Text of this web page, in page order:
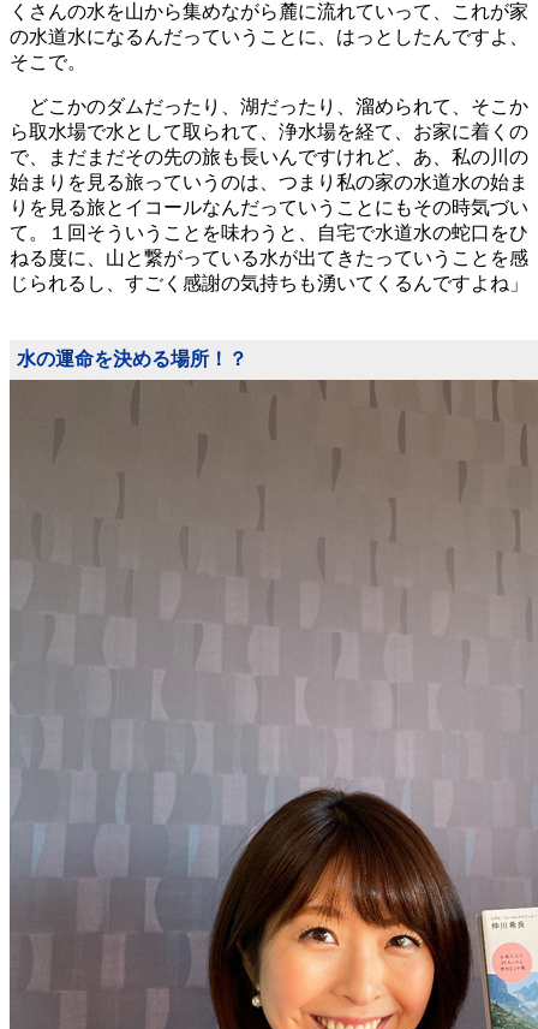
くさんの水を山から集めながら麓に流れていって、これが家
の水道水になるんだっていうことに、はっとしたんですよ、
そこで。
どこかのダムだったり、湖だったり、溜められて、そこか
ら取水場で水として取られて、浄水場を経て、お家に着くの
で、まだまだその先の旅も長いんですけれど、あ、私の川の
始まりを見る旅っていうのは、つまり私の家の水道水の始ま
りを見る旅とイコールなんだっていうことにもその時気づい
て。１回そういうことを味わうと、自宅で水道水の蛇口をひ
ねる度に、山と繋がっている水が出てきたっていうことを感
じられるし、すごく感謝の気持ちも湧いてくるんですよね」
水の運命を決める場所！？